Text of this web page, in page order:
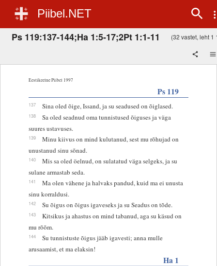
Piibel.NET
Ps 119:137-144;Ha 1:5-17;2Pt 1:1-11 (32 vastet, leht 1
Eestikeelne Piibel 1997
Ps 119
137 Sina oled õige, Issand, ja su seadused on õiglased.
138
Sa oled seadnud oma tunnistused õiguses ja väga
suures ustavuses.
139
Minu kiivus on mind kulutanud, sest mu rõhujad on
unustanud sinu sõnad.
140
Mis sa oled öelnud, on sulatatud väga selgeks, ja su
sulane armastab seda.
141
Ma olen vähene ja halvaks pandud, kuid ma ei unusta
sinu korraldusi.
142 Su õigus on õigus igaveseks ja su Seadus on tõde.
143
Kitsikus ja ahastus on mind tabanud, aga su käsud on
mu rõõm.
144
Su tunnistuste õigus jääb igavesti; anna mulle
arusaamist, et ma elaksin!
Ha 1